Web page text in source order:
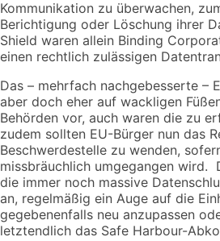
Kommunikation zu überwachen,
Berichtigung oder Löschung ihrer
Shield waren allein Binding
einen rechtlich zulässigen
Das – mehrfach nachgebesserte –
aber doch eher auf wackligen
Behörden vor, auch waren die zu
zudem sollten EU-Bürger nun das
Beschwerdestelle zu wenden,
missbräuchlich umgegangen wird.
die immer noch massive
an, regelmäßig ein Auge auf die
gegebenenfalls neu anzupassen
letztendlich das Safe Harbour-